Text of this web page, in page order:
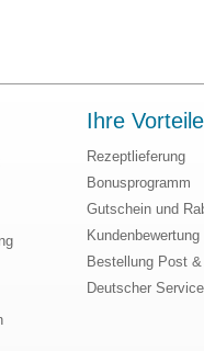
Ihre Vorteile
Rezeptlieferung
Bonusprogramm
Gutschein und
Kundenbewertung
Bestellung Post
Deutscher